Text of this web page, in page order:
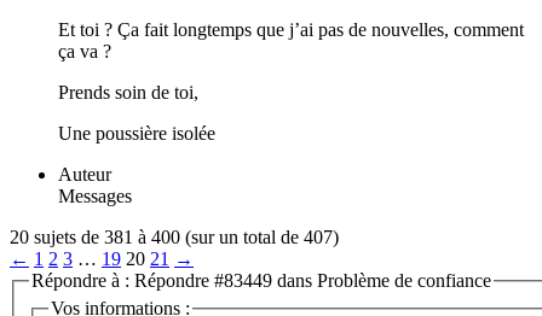
Et toi ? Ça fait longtemps que j’ai pas de nouvelles, comment
ça va ?
Prends soin de toi,
Une poussière isolée
Auteur
Messages
20 sujets de 381 à 400 (sur un total de 407)
← 1 2 3 … 19 20 21 →
Répondre à : Répondre #83449 dans Problème de confiance
Vos informations :